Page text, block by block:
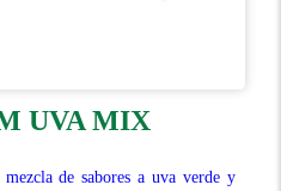
UVA MIX
de sabores a uva verde y